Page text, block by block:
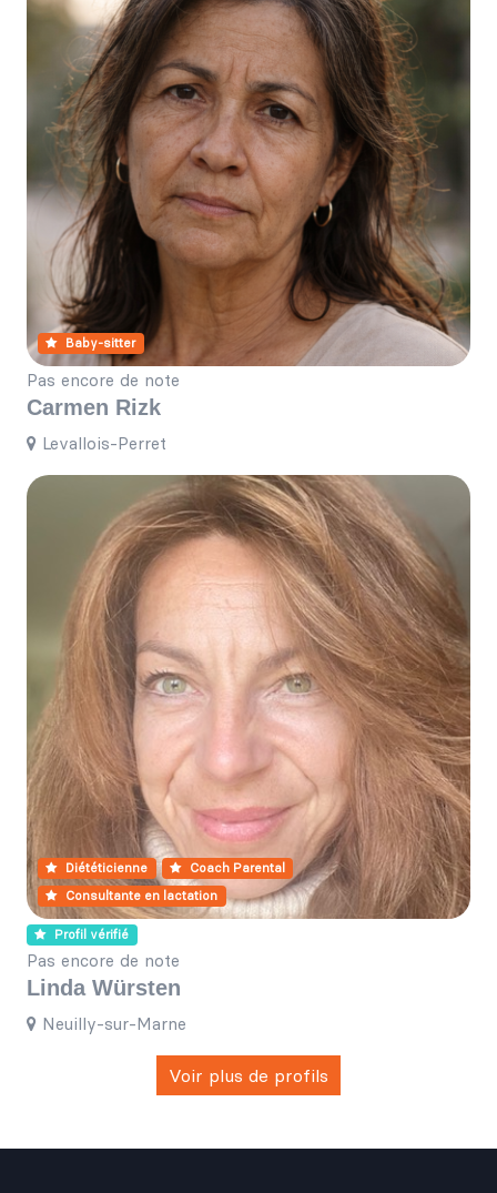
Baby-sitter
Pas encore de note
Carmen Rizk
Levallois-Perret
Diététicienne
Coach Parental
Consultante en lactation
Profil vérifié
Pas encore de note
Linda Würsten
Neuilly-sur-Marne
Voir plus de profils